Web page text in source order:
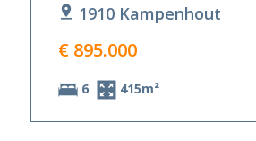
1910 Kampenhout
€ 895.000
6 415m²